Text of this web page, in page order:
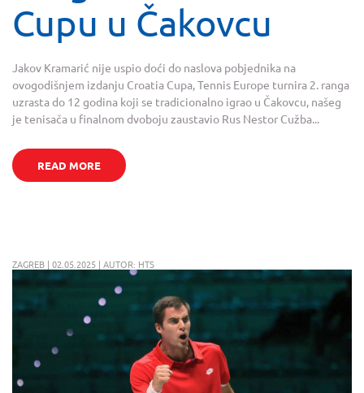
Cupu u Čakovcu
Jakov Kramarić nije uspio doći do naslova pobjednika na
ovogodišnjem izdanju Croatia Cupa, Tennis Europe turnira 2. ranga
uzrasta do 12 godina koji se tradicionalno igrao u Čakovcu, našeg
je tenisača u finalnom dvoboju zaustavio Rus Nestor Cužba...
READ MORE
ZAGREB | 02.05.2025 | AUTOR: HTS